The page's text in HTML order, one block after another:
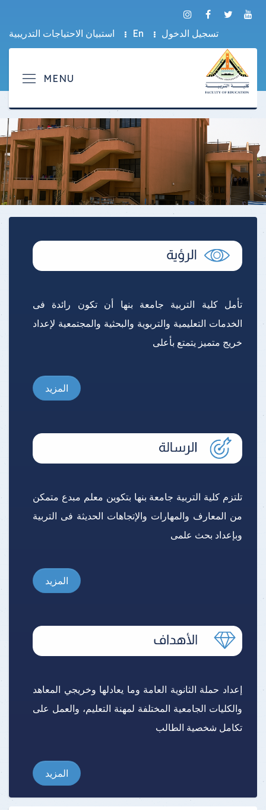
تسجيل الدخول En استبيان الاحتياجات التدريبية
تأمل كلية التربية جامعة بنها أن تكون رائدة فى
الخدمات التعليمية والتربوية والبحثية والمجتمعية لإعداد
خريج متميز يتمتع بأعلى
المزيد
تلتزم كلية التربية جامعة بنها بتكوين معلم مبدع متمكن
من المعارف والمهارات والإتجاهات الحديثة فى التربية
وبإعداد بحث علمى
المزيد
إعداد حملة الثانوية العامة وما يعادلها وخريجي المعاهد
والكليات الجامعية المختلفة لمهنة التعليم، والعمل على
تكامل شخصية الطالب
المزيد